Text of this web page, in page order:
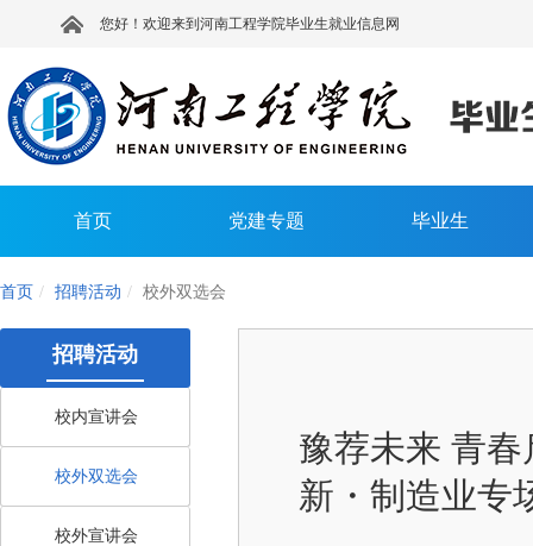
您好！欢迎来到河南工程学院毕业生就业信息网
首页 党建专题 毕业生
首页 招聘活动 校外双选会
招聘活动
校内宣讲会
校外双选会
校外宣讲会
豫荐未来 青
新・制造业专